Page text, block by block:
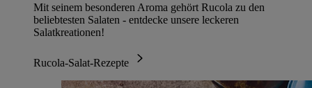
Mit seinem besonderen Aroma gehört Rucola zu den
beliebtesten Salaten - entdecke unsere leckeren
Salatkreationen!
Rucola-Salat-Rezepte